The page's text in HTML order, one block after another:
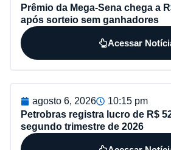
Prêmio da Mega-Sena chega a
após sorteio sem ganhadores
Acessar
agosto 6, 2026
10:15 pm
Petrobras registra lucro de R$
segundo trimestre de 2026